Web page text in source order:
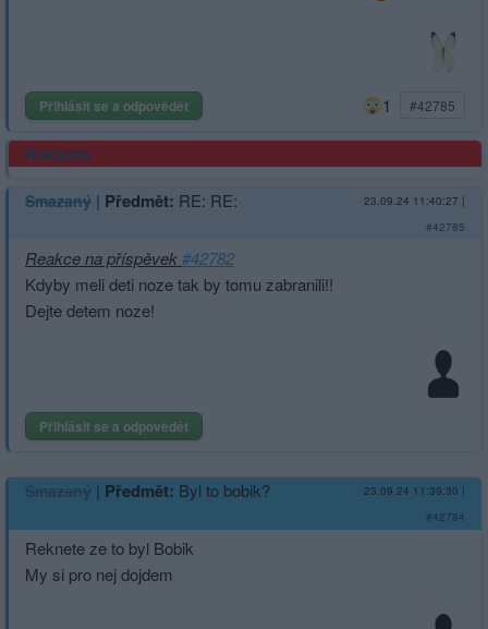
Přihlásit se a odpovědět 1 #42785
Reklama
Smazaný | Předmět: RE: RE: 23.09.24 11:40:27 |
#42785
Reakce na příspěvek#42782
Kdyby meli deti noze tak by tomu zabranili!!
Dejte detem noze!
Přihlásit se a odpovědět
Smazaný | Předmět: Byl to bobik? 23.09.24 11:39:30 |
#42784
Reknete ze to byl Bobik
My si pro nej dojdem